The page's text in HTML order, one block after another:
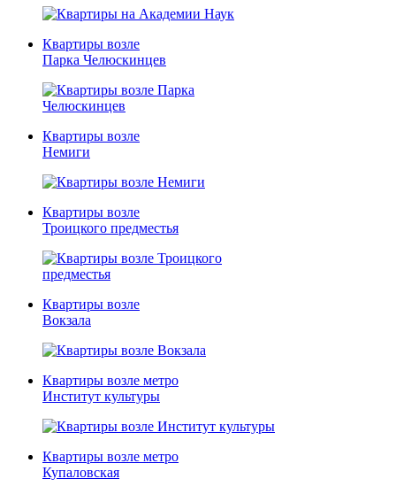
Квартиры возле
Парка Челюскинцев
Квартиры возле
Немиги
Квартиры возле
Троицкого предместья
Квартиры возле
Вокзала
Квартиры возле метро
Институт культуры
Квартиры возле метро
Купаловская